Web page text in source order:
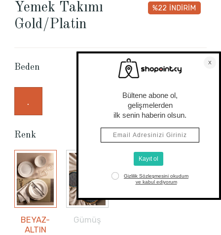
Yemek Takımı
Gold/Platin
%22 İNDİRİM
Beden Beden Tablosu
.
Renk
BEYAZ-
ALTIN
Gümüş